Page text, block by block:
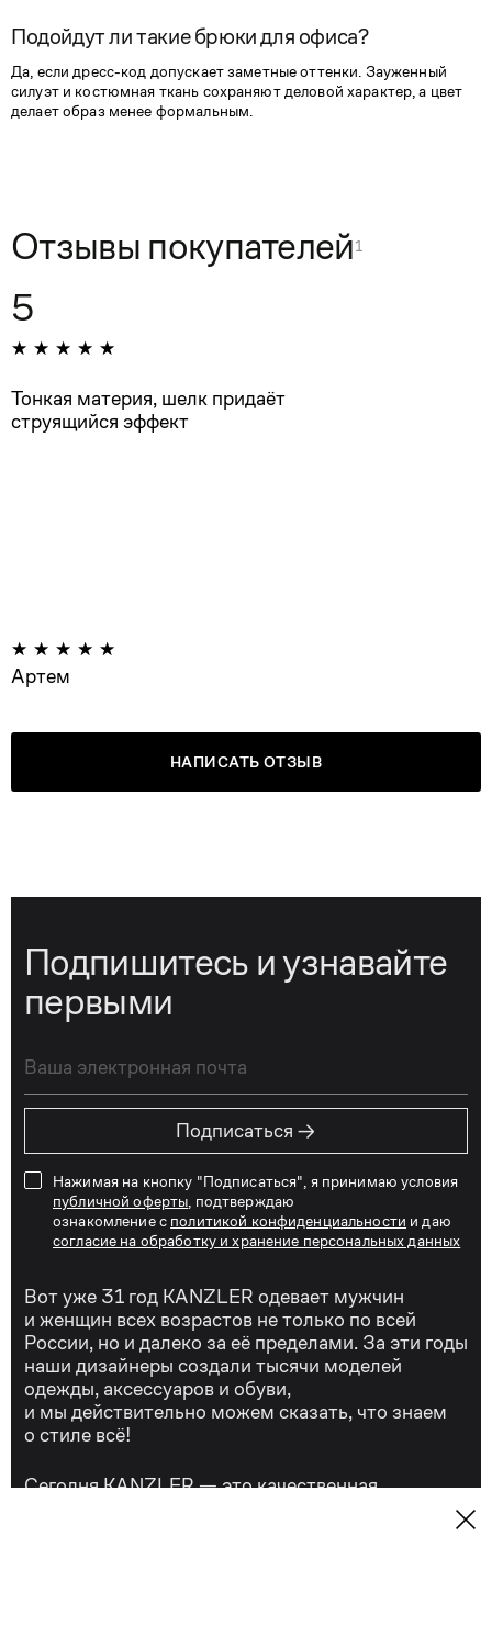
Подойдут ли такие брюки для офиса?
Да, если дресс-код допускает заметные оттенки. Зауженный
силуэт и костюмная ткань сохраняют деловой характер, а цвет
делает образ менее формальным.
Отзывы покупателей1
5
Тонкая материя, шелк придаёт
струящийся эффект
Артем
НАПИСАТЬ ОТЗЫВ
Подпишитесь и узнавайте
первыми
Подписаться →
Нажимая на кнопку "Подписаться", я принимаю условия
публичной оферты , подтверждаю
ознакомление с политикой конфиденциальности и даю
согласие на обработку и хранение персональных данных
Вот уже 31 год KANZLER одевает мужчин
и женщин всех возрастов не только по всей
России, но и далеко за её пределами. За эти годы
наши дизайнеры создали тысячи моделей
одежды, аксессуаров и обуви,
и мы действительно можем сказать, что знаем
о стиле всё!
Сегодня KANZLER — это качественная
для бизнеса и отдыха, для торжеств и на каждый